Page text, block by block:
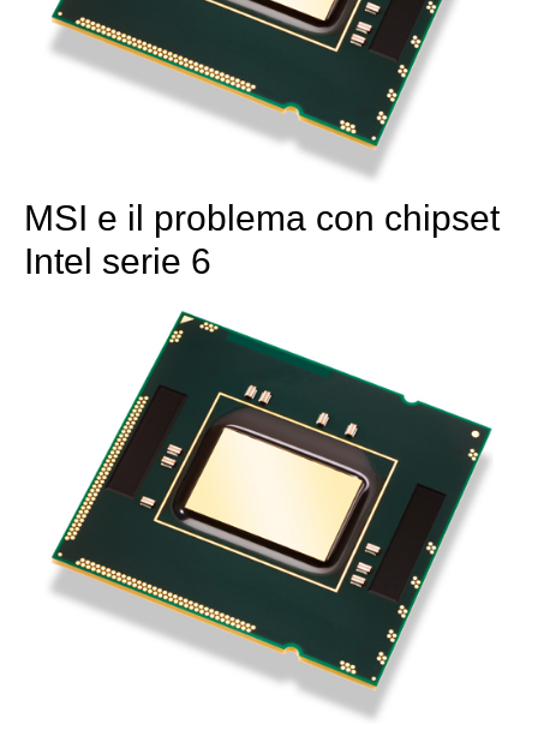
MSI e il problema con chipset
Intel serie 6